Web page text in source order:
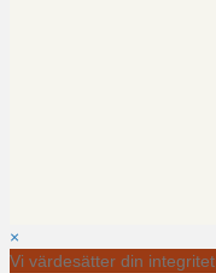
×
Vi värdesätter din integritet